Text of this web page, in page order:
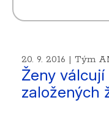
20. 9. 2016 | Tým
Ženy
založených